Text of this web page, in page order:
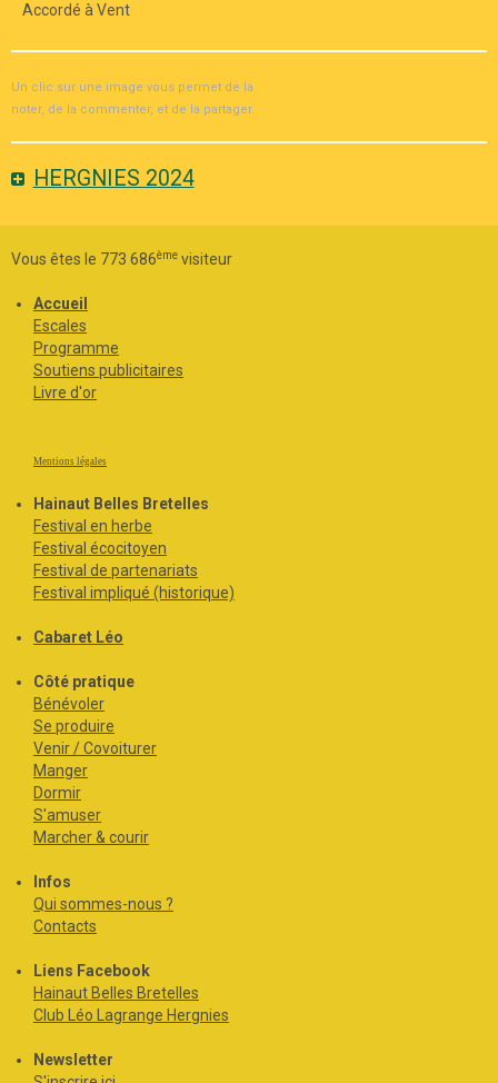
Accordé à Vent
Un clic sur une image vous permet de la
noter, de la commenter, et de la partager.
HERGNIES 2024
Vous êtes le 773 686ème visiteur
Accueil
Escales
Programme
Soutiens publicitaires
Livre d'or
Mentions légales
Hainaut Belles Bretelles
Festival en herbe
Festival écocitoyen
Festival de partenariats
Festival impliqué (historique)
Cabaret Léo
Côté pratique
Bénévoler
Se produire
Venir / Covoiturer
Manger
Dormir
S'amuser
Marcher & courir
Infos
Qui sommes-nous ?
Contacts
Liens Facebook
Hainaut Belles Bretelles
Club Léo Lagrange Hergnies
Newsletter